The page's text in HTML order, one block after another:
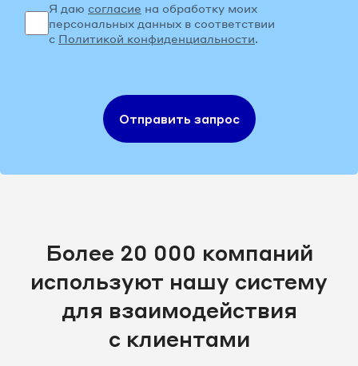
Я даю согласие на обработку моих
персональных данных в соответствии
с Политикой конфиденциальности.
Отправить запрос
Более 20 000 компаний
используют нашу систему
для взаимодействия
с клиентами